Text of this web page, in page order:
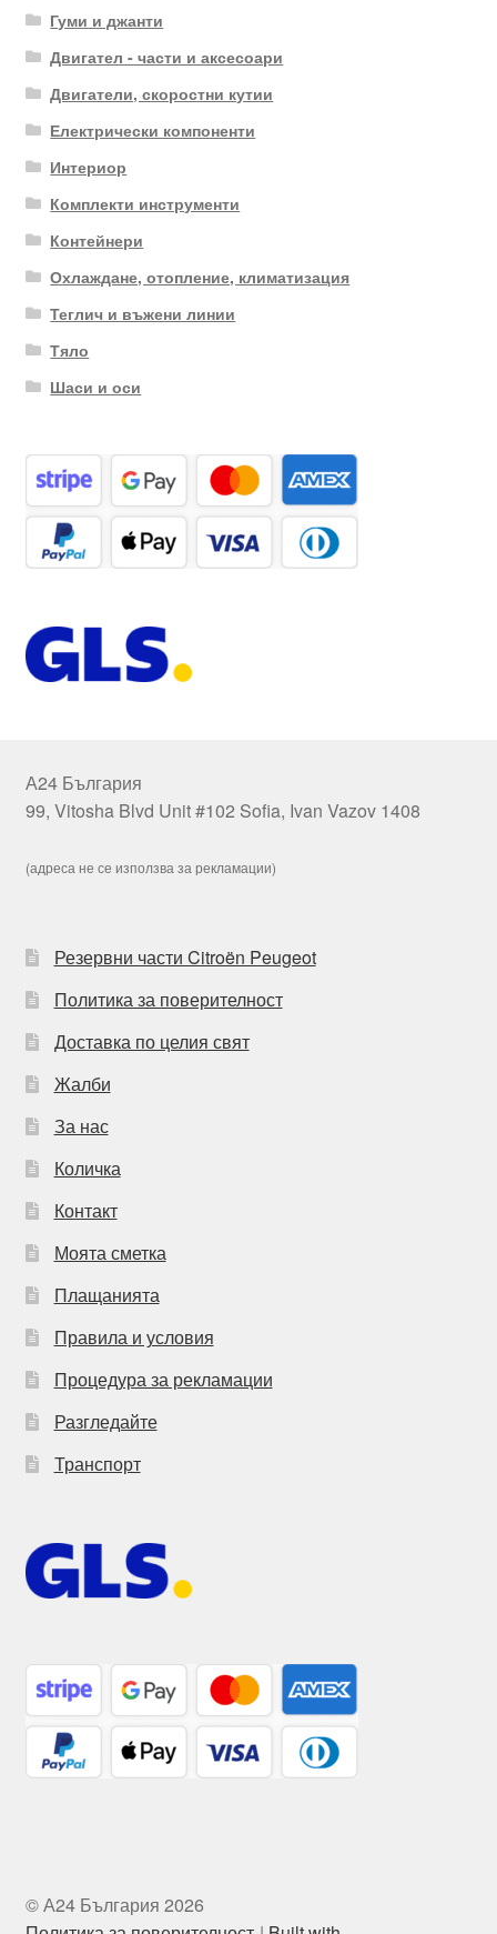
Гуми и джанти
Двигател - части и аксесоари
Двигатели, скоростни кутии
Електрически компоненти
Интериор
Комплекти инструменти
Контейнери
Охлаждане, отопление, климатизация
Теглич и въжени линии
Тяло
Шаси и оси
А24 България
99, Vitosha Blvd Unit #102 Sofia, Ivan Vazov 1408
(адреса не се използва за рекламации)
Резервни части Citroën Peugeot
Политика за поверителност
Доставка по целия свят
Жалби
За нас
Количка
Контакт
Моята сметка
Плащанията
Правила и условия
Процедура за рекламации
Разгледайте
Транспорт
© А24 България 2026